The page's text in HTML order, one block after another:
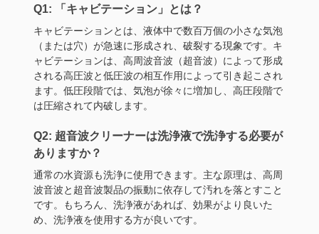
Q1: 「キャビテーション」とは？
キャビテーションとは、液体中で数百万個の小さな気泡
（または穴）が急速に形成され、破裂する現象です。キ
ャビテーションは、高周波音波（超音波）によって形成
される高圧波と低圧波の相互作用によって引き起こされ
ます。低圧段階では、気泡が徐々に増加し、高圧段階で
は圧縮されて内破します。
Q2: 超音波クリーナーは洗浄液で洗浄する必要が
ありますか？
通常の水資源も洗浄に使用できます。主な原理は、高周
波音波と超音波製品の振動に依存して汚れを落とすこと
です。もちろん、洗浄液があれば、効果がより良いた
め、洗浄液を使用する方が良いです。